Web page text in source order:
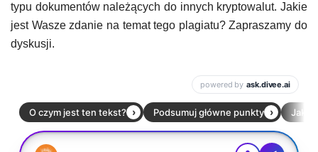
typu dokumentów należących do innych kryptowalut. Jakie
jest Wasze zdanie na temat tego plagiatu? Zapraszamy do
dyskusji.